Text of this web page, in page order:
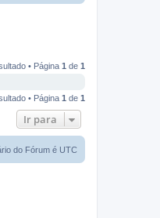
• Página 1 de 1
• Página 1 de 1
Ir para
do Fórum é UTC